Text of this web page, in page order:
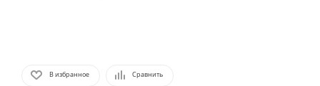
В избранное Сравнить